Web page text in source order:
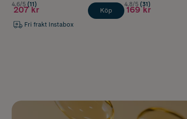
4.6/5 (11)
207 kr
Fri frakt Instabox
Köp
4.8/5 (31)
169 kr